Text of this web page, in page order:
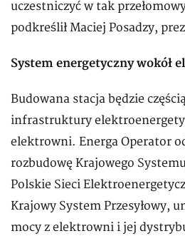
uczestniczyć w tak
podkreślił Maciej Posadzy,
System energetyczny wokół
Budowana stacja będzie
infrastruktury
elektrowni. Energa Operator
rozbudowę Krajowego
Polskie Sieci
Krajowy System Przesyłowy,
mocy z elektrowni i jej